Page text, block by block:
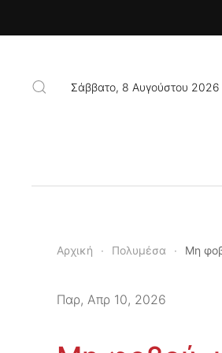
Σάββατο, 8 Αυγούστου 2026
Αρχική Πολυμέσα Μη
Παρ, Απρ 10, 2026